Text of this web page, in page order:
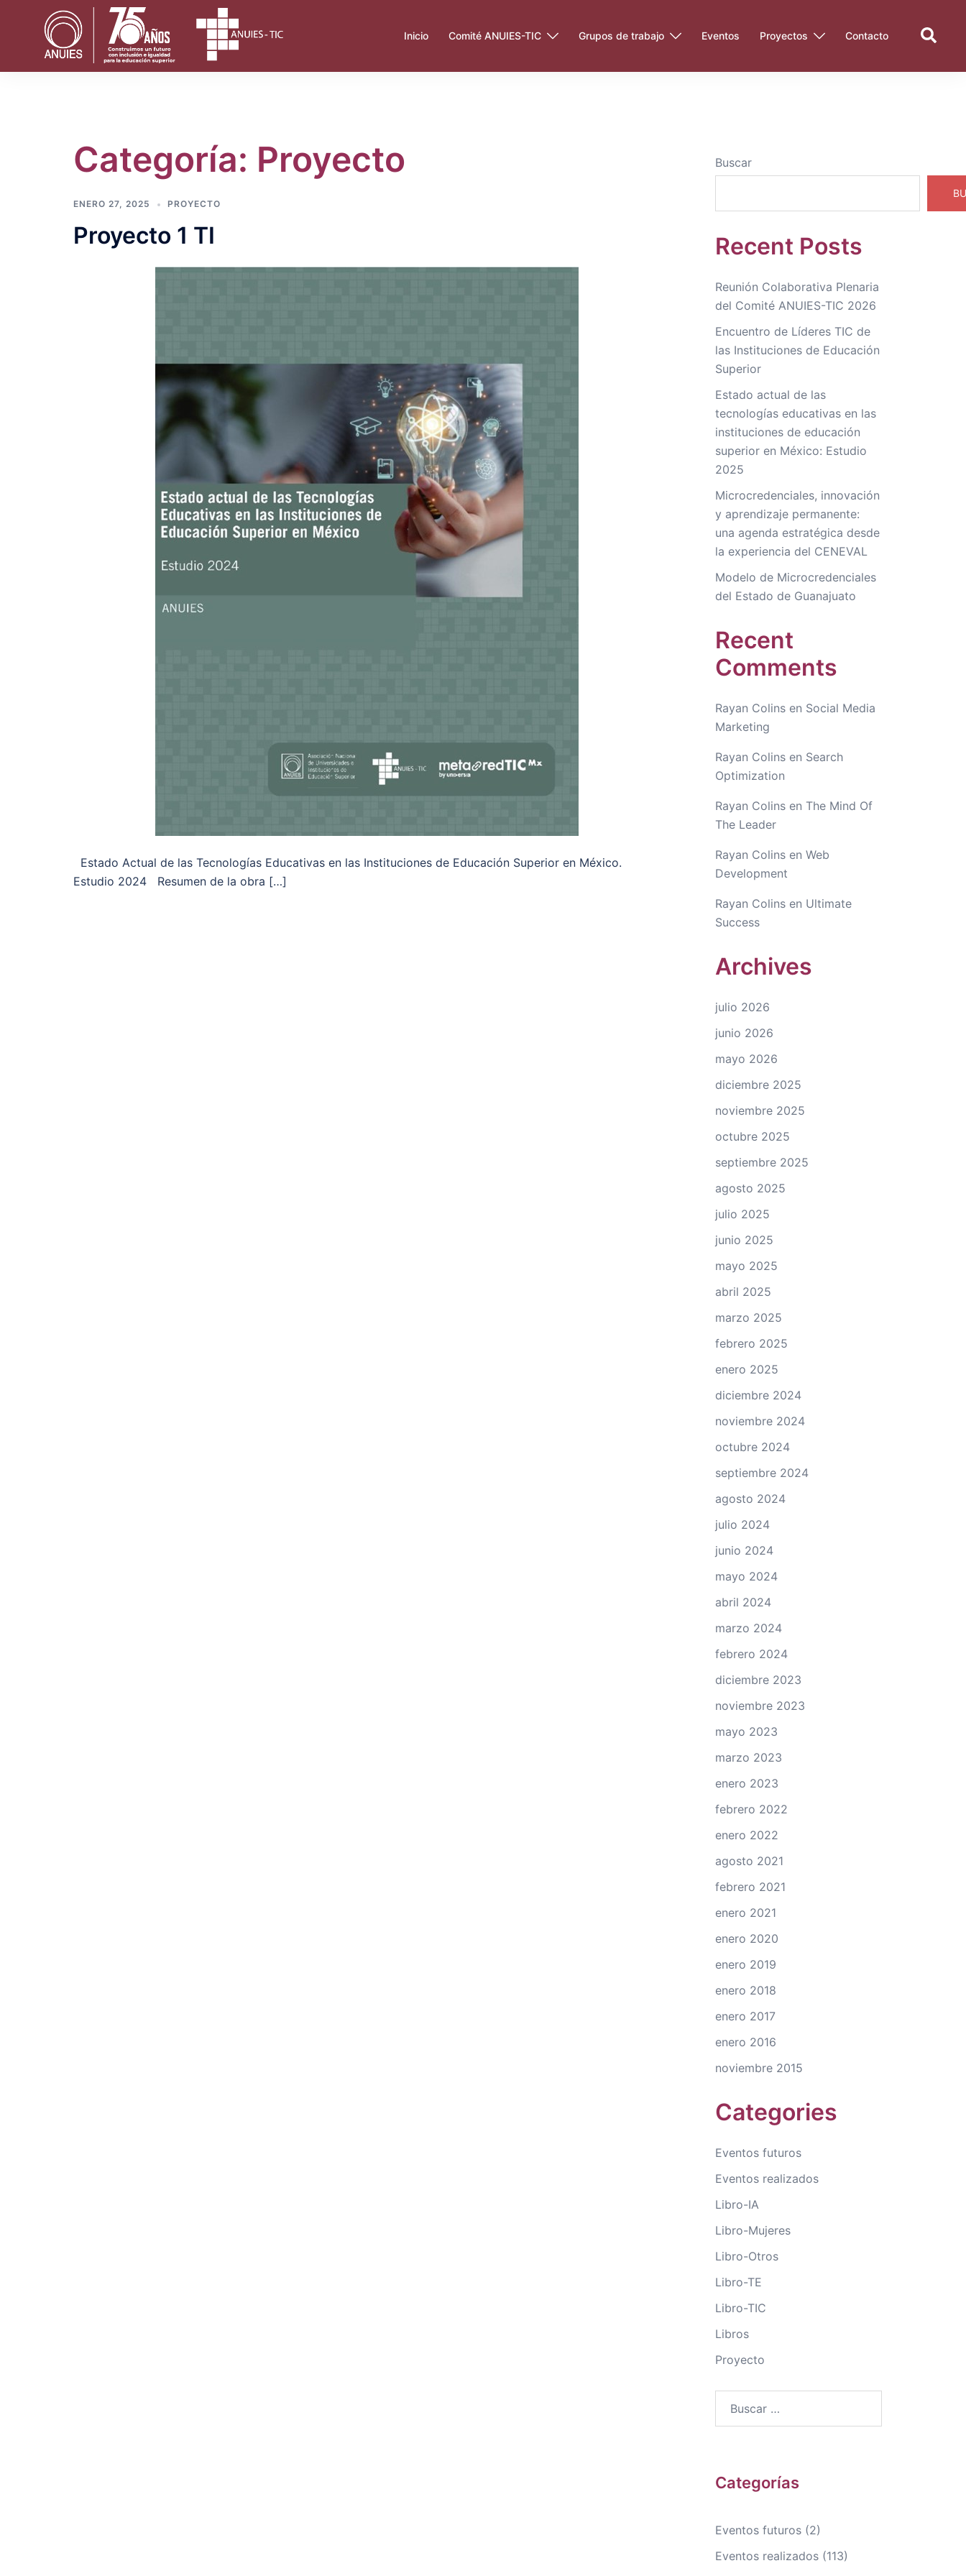
contenido
Inicio Comité ANUIES-TIC Grupos de trabajo Eventos Proyectos Contacto Search
Categoría: Proyecto
ENERO 27, 2025 PROYECTO
Proyecto 1 TI
Estado Actual de las Tecnologías Educativas en las Instituciones de Educación Superior en México.
Estudio 2024 Resumen de la obra […]
Buscar
Recent Posts
Reunión Colaborativa Plenaria
del Comité ANUIES-TIC 2026
Encuentro de Líderes TIC de
las Instituciones de Educación
Superior
Estado actual de las
tecnologías educativas en las
instituciones de educación
superior en México: Estudio
2025
Microcredenciales, innovación
y aprendizaje permanente:
una agenda estratégica desde
la experiencia del CENEVAL
Modelo de Microcredenciales
del Estado de Guanajuato
Recent
Comments
Rayan Colinsen Social Media
Marketing
Rayan Colinsen Search
Optimization
Rayan Colinsen The Mind Of
The Leader
Rayan Colinsen Web
Development
Rayan Colinsen Ultimate
Success
Archives
julio 2026
junio 2026
mayo 2026
diciembre 2025
noviembre 2025
octubre 2025
septiembre 2025
agosto 2025
julio 2025
junio 2025
mayo 2025
abril 2025
marzo 2025
febrero 2025
enero 2025
diciembre 2024
noviembre 2024
octubre 2024
septiembre 2024
agosto 2024
julio 2024
junio 2024
mayo 2024
abril 2024
marzo 2024
febrero 2024
diciembre 2023
noviembre 2023
mayo 2023
marzo 2023
enero 2023
febrero 2022
enero 2022
agosto 2021
febrero 2021
enero 2021
enero 2020
enero 2019
enero 2018
enero 2017
enero 2016
noviembre 2015
Categories
Eventos futuros
Eventos realizados
Libro-IA
Libro-Mujeres
Libro-Otros
Libro-TE
Libro-TIC
Libros
Proyecto
Categorías
Eventos futuros(2)
Eventos realizados(113)